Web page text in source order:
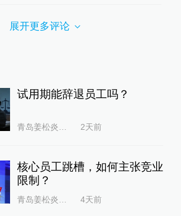
展开更多评论
试用期能辞退员工吗？
2天前
核心员工跳槽，如何主张竞业
限制？
4天前